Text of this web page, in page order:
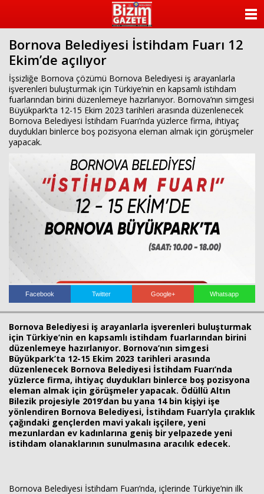
Bornova Belediyesi İstihdam Fuarı 12
Ekim’de açılıyor
İşsizliğe Bornova çözümü Bornova Belediyesi iş arayanlarla
işverenleri buluşturmak için Türkiye’nin en kapsamlı istihdam
fuarlarından birini düzenlemeye hazırlanıyor. Bornova’nın simgesi
Büyükpark’ta 12-15 Ekim 2023 tarihleri arasında düzenlenecek
Bornova Belediyesi İstihdam Fuarı’nda yüzlerce firma, ihtiyaç
duydukları binlerce boş pozisyona eleman almak için görüşmeler
yapacak.
Facebook Twitter Google+ Whatsapp
Bornova Belediyesi iş arayanlarla işverenleri buluşturmak
için Türkiye’nin en kapsamlı istihdam fuarlarından birini
düzenlemeye hazırlanıyor. Bornova’nın simgesi
Büyükpark’ta 12-15 Ekim 2023 tarihleri arasında
düzenlenecek Bornova Belediyesi İstihdam Fuarı’nda
yüzlerce firma, ihtiyaç duydukları binlerce boş pozisyona
eleman almak için görüşmeler yapacak. Ödüllü Altın
Bilezik projesiyle 2019’dan bu yana 14 bin kişiyi işe
yönlendiren Bornova Belediyesi, İstihdam Fuarı’yla çıraklık
çağındaki gençlerden mavi yakalı işçilere, yeni
mezunlardan ev kadınlarına geniş bir yelpazede yeni
istihdam olanaklarının sunulmasına aracılık edecek.
Bornova Belediyesi İstihdam Fuarı’nda, içlerinde Türkiye’nin ilk
KATEGORİLER
ANKETLER
FOTO GALERİ
VİDEO GALERİ
KÜNYE
Haberin Doğru Adresi.